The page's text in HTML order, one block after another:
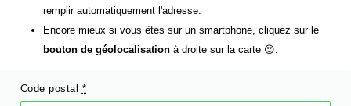
remplir automatiquement l'adresse.
Encore mieux si vous êtes sur un smartphone, cliquez sur le
bouton de géolocalisation à droite sur la carte 😍.
Code postal *